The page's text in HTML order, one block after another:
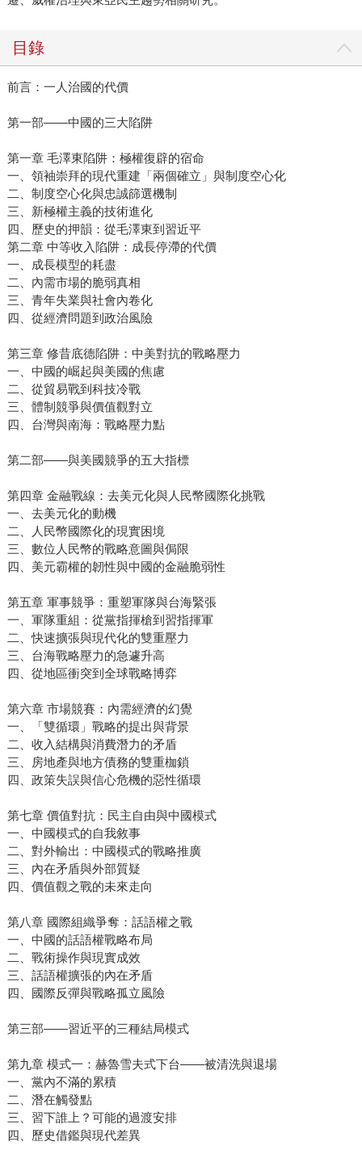
目錄
前言：一人治國的代價
第一部——中國的三大陷阱
第一章 毛澤東陷阱：極權復辟的宿命
一、領袖崇拜的現代重建「兩個確立」與制度空心化
二、制度空心化與忠誠篩選機制
三、新極權主義的技術進化
四、歷史的押韻：從毛澤東到習近平
第二章 中等收入陷阱：成長停滯的代價
一、成長模型的耗盡
二、內需市場的脆弱真相
三、青年失業與社會內卷化
四、從經濟問題到政治風險
第三章 修昔底德陷阱：中美對抗的戰略壓力
一、中國的崛起與美國的焦慮
二、從貿易戰到科技冷戰
三、體制競爭與價值觀對立
四、台灣與南海：戰略壓力點
第二部——與美國競爭的五大指標
第四章 金融戰線：去美元化與人民幣國際化挑戰
一、去美元化的動機
二、人民幣國際化的現實困境
三、數位人民幣的戰略意圖與侷限
四、美元霸權的韌性與中國的金融脆弱性
第五章 軍事競爭：重塑軍隊與台海緊張
一、軍隊重組：從黨指揮槍到習指揮軍
二、快速擴張與現代化的雙重壓力
三、台海戰略壓力的急遽升高
四、從地區衝突到全球戰略博弈
第六章 市場競賽：內需經濟的幻覺
一、「雙循環」戰略的提出與背景
二、收入結構與消費潛力的矛盾
三、房地產與地方債務的雙重枷鎖
四、政策失誤與信心危機的惡性循環
第七章 價值對抗：民主自由與中國模式
一、中國模式的自我敘事
二、對外輸出：中國模式的戰略推廣
三、內在矛盾與外部質疑
四、價值觀之戰的未來走向
第八章 國際組織爭奪：話語權之戰
一、中國的話語權戰略布局
二、戰術操作與現實成效
三、話語權擴張的內在矛盾
四、國際反彈與戰略孤立風險
第三部——習近平的三種結局模式
第九章 模式一：赫魯雪夫式下台——被清洗與退場
一、黨內不滿的累積
二、潛在觸發點
三、習下誰上？可能的過渡安排
四、歷史借鑑與現代差異